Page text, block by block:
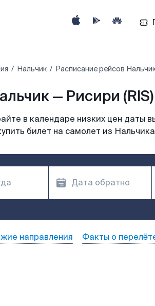
Нальчик Расписание рейсов
— Рисири (RIS)
в календаре низких цен даты
билет на самолет из
направления Факты о